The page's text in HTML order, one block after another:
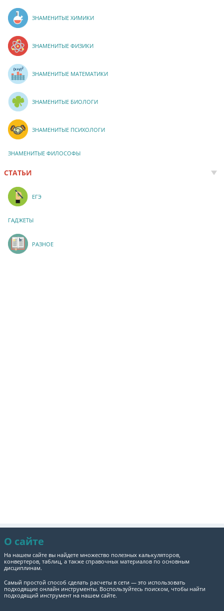
ЗНАМЕНИТЫЕ ХИМИКИ
ЗНАМЕНИТЫЕ ФИЗИКИ
ЗНАМЕНИТЫЕ МАТЕМАТИКИ
ЗНАМЕНИТЫЕ БИОЛОГИ
ЗНАМЕНИТЫЕ ПСИХОЛОГИ
ЗНАМЕНИТЫЕ ФИЛОСОФЫ
СТАТЬИ
ЕГЭ
ГАДЖЕТЫ
РАЗНОЕ
О сайте
На нашем сайте вы найдете множество полезных калькуляторов,
конвертеров, таблиц, а также справочных материалов по основным
дисциплинам.
Самый простой способ сделать расчеты в сети — это использовать
подходящие онлайн инструменты. Воспользуйтесь поиском, чтобы найти
подходящий инструмент на нашем сайте.